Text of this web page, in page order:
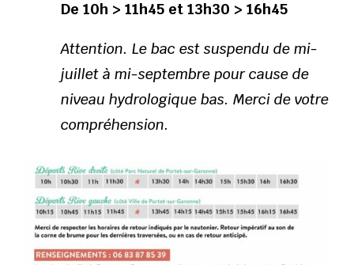
De 10h > 11h45 et 13h30 > 16h45
Attention. Le bac est suspendu de mi-
juillet à mi-septembre pour cause de
niveau hydrologique bas. Merci de votre
compréhension.